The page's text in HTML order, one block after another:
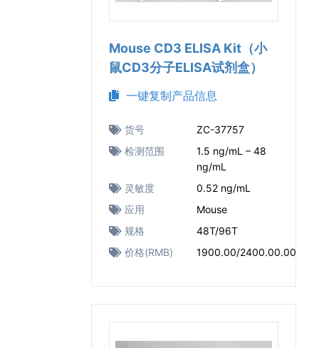
Mouse CD3 ELISA Kit（小
鼠CD3分子ELISA试剂盒）
一键复制产品信息
货号
ZC-37757
检测范围
1.5 ng/mL – 48
ng/mL
灵敏度
0.52 ng/mL
应用
Mouse
规格
48T/96T
价格(RMB)
1900.00/2400.00.00